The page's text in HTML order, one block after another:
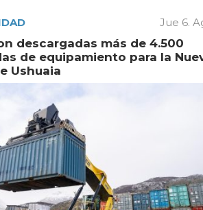
Jue 6.
descargadas más de 4.500
de equipamiento para la
Ushuaia